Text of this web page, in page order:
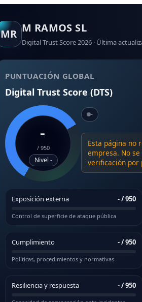
MR M RAMOS SL
Digital Trust Score 2026 · Última
PUNTUACIÓN GLOBAL
Digital Trust Score (DTS)
-
/ 950
Nivel -
-
Esta página no
empresa. No
verificación por
Exposición externa -/ 950
Control de superficie de ataque pública
Cumplimiento -/ 950
Políticas, procedimientos y normativas
Resiliencia y respuesta -/ 950